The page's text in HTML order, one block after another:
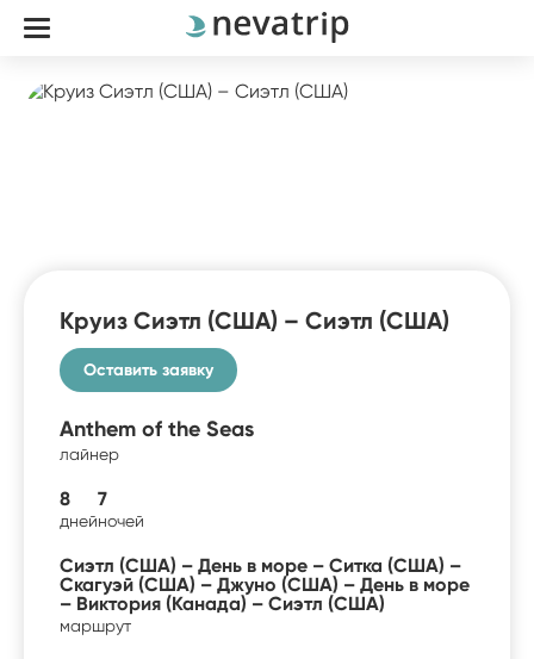
Круиз Сиэтл (США) – Сиэтл (США)
Оставить заявку
Anthem of the Seas
лайнер
8
дней
7
ночей
Сиэтл (США) – День в море – Ситка (США) –
Скагуэй (США) – Джуно (США) – День в море
– Виктория (Канада) – Сиэтл (США)
маршрут